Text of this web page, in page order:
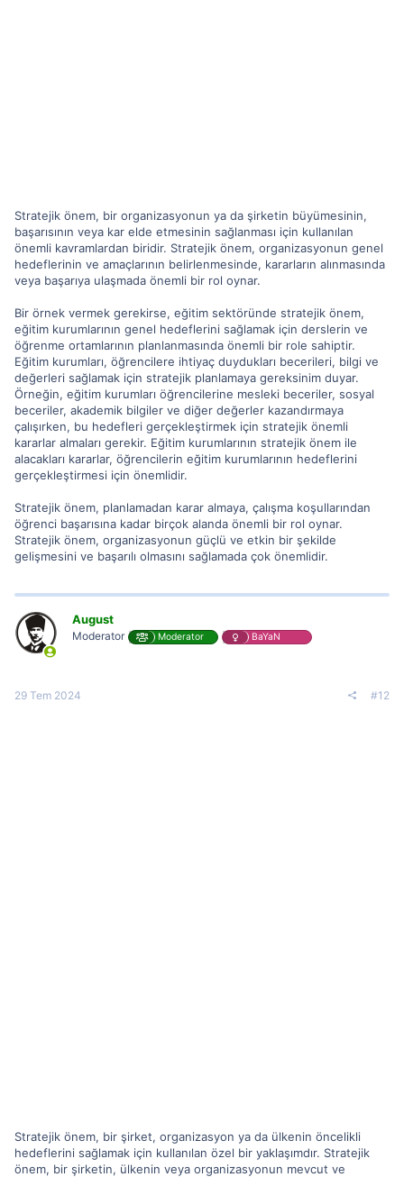
Stratejik önem, bir organizasyonun ya da şirketin büyümesinin,
başarısının veya kar elde etmesinin sağlanması için kullanılan
önemli kavramlardan biridir. Stratejik önem, organizasyonun genel
hedeflerinin ve amaçlarının belirlenmesinde, kararların alınmasında
veya başarıya ulaşmada önemli bir rol oynar.
Bir örnek vermek gerekirse, eğitim sektöründe stratejik önem,
eğitim kurumlarının genel hedeflerini sağlamak için derslerin ve
öğrenme ortamlarının planlanmasında önemli bir role sahiptir.
Eğitim kurumları, öğrencilere ihtiyaç duydukları becerileri, bilgi ve
değerleri sağlamak için stratejik planlamaya gereksinim duyar.
Örneğin, eğitim kurumları öğrencilerine mesleki beceriler, sosyal
beceriler, akademik bilgiler ve diğer değerler kazandırmaya
çalışırken, bu hedefleri gerçekleştirmek için stratejik önemli
kararlar almaları gerekir. Eğitim kurumlarının stratejik önem ile
alacakları kararlar, öğrencilerin eğitim kurumlarının hedeflerini
gerçekleştirmesi için önemlidir.
Stratejik önem, planlamadan karar almaya, çalışma koşullarından
öğrenci başarısına kadar birçok alanda önemli bir rol oynar.
Stratejik önem, organizasyonun güçlü ve etkin bir şekilde
gelişmesini ve başarılı olmasını sağlamada çok önemlidir.
August
Moderator Moderator BaYaN
29 Tem 2024 #12
Stratejik önem, bir şirket, organizasyon ya da ülkenin öncelikli
hedeflerini sağlamak için kullanılan özel bir yaklaşımdır. Stratejik
önem, bir şirketin, ülkenin veya organizasyonun mevcut ve